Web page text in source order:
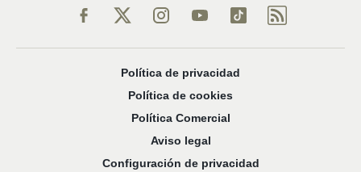
Política de privacidad
Política de cookies
Política Comercial
Aviso legal
Configuración de privacidad